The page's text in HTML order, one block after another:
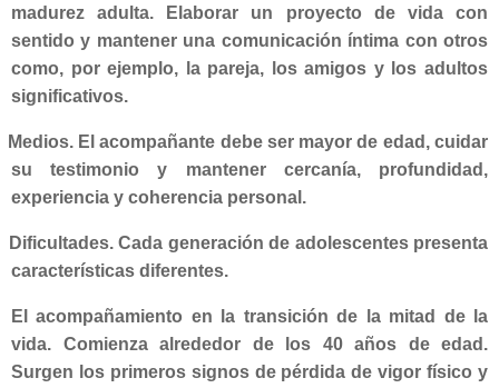
madurez adulta. Elaborar un proyecto de vida con
sentido y mantener una comunicación íntima con otros
como, por ejemplo, la pareja, los amigos y los adultos
significativos.
Medios. El acompañante debe ser mayor de edad, cuidar
su testimonio y mantener cercanía, profundidad,
experiencia y coherencia personal.
Dificultades. Cada generación de adolescentes presenta
características diferentes.
El acompañamiento en la transición de la mitad de la
vida. Comienza alrededor de los 40 años de edad.
Surgen los primeros signos de pérdida de vigor físico y